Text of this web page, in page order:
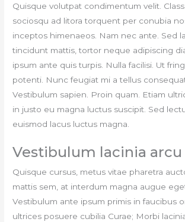
Quisque volutpat condimentum velit.
sociosqu ad litora torquent per conubia
inceptos himenaeos. Nam nec ante. Sed
tincidunt mattis, tortor neque adipiscing
ipsum ante quis turpis. Nulla facilisi. Ut
potenti. Nunc feugiat mi a tellus
Vestibulum sapien. Proin quam. Etiam
in justo eu magna luctus suscipit. Sed
euismod lacus luctus magna.
Vestibulum lacinia arcu
Quisque cursus, metus vitae pharetra
mattis sem, at interdum magna augue
Vestibulum ante ipsum primis in faucibus
ultrices posuere cubilia Curae; Morbi